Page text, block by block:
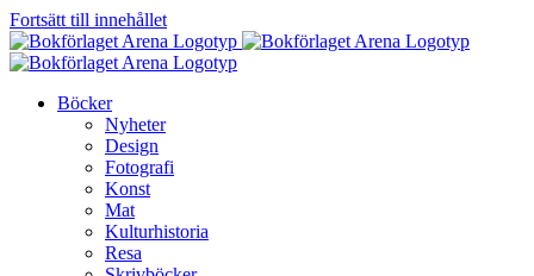
Fortsätt till innehållet
Böcker
Nyheter
Design
Fotografi
Konst
Mat
Kulturhistoria
Resa